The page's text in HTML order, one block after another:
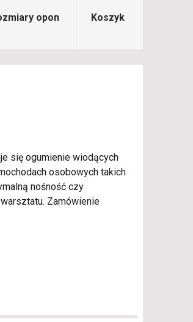
opon Koszyk
się ogumienie wiodących
osobowych takich
nośność czy
Zamówienie